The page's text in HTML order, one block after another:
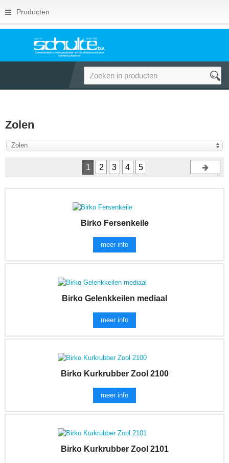
Producten
Zolen
Zolen
1 2 3 4 5
Birko Fersenkeile
meer info
Birko Gelenkkeilen mediaal
meer info
Birko Kurkrubber Zool 2100
meer info
Birko Kurkrubber Zool 2101